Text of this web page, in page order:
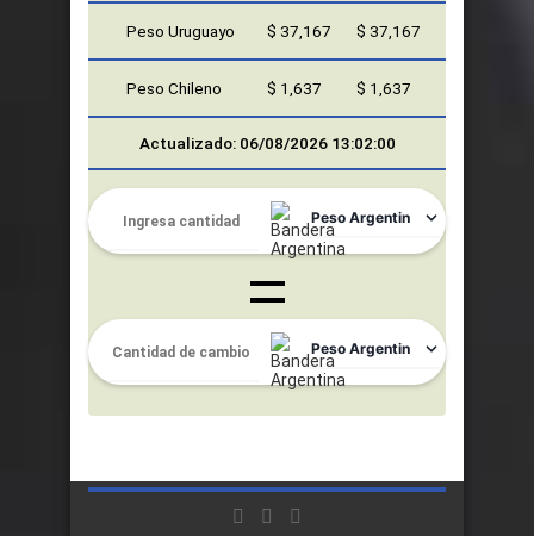
Peso Uruguayo $ 37,167 $ 37,167
Peso Chileno $ 1,637 $ 1,637
Actualizado: 06/08/2026 13:02:00